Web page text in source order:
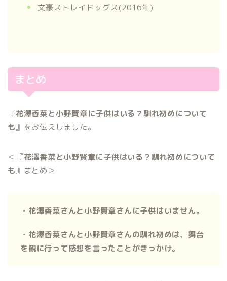
文豪ストレイドッグス(2016年)
まとめ
『花澤香菜と小野賢章に子供はいる？馴れ初めについて
も』をお伝えしました。
＜『花澤香菜と小野賢章に子供はいる？馴れ初めについて
も』まとめ＞
・花澤香菜さんと小野賢章さんに子供はいません。
・花澤香菜さんと小野賢章さんの馴れ初めは、舞台
を観に行って感想を言ったことがきっかけ。